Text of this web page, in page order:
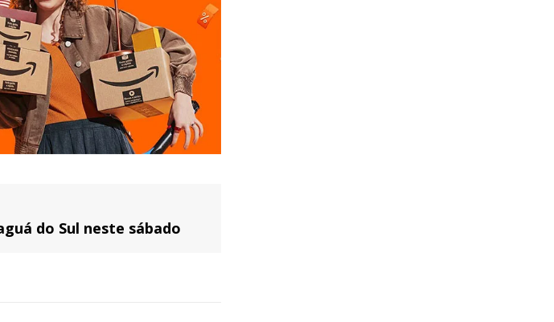
do Sul neste sábado